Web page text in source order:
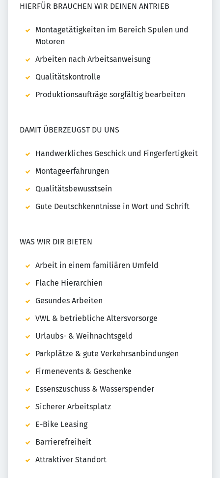
HIERFÜR BRAUCHEN WIR DEINEN ANTRIEB
Montagetätigkeiten im Bereich Spulen und
Motoren
Arbeiten nach Arbeitsanweisung
Qualitätskontrolle
Produktionsaufträge sorgfältig bearbeiten
DAMIT ÜBERZEUGST DU UNS
Handwerkliches Geschick und Fingerfertigkeit
Montageerfahrungen
Qualitätsbewusstsein
Gute Deutschkenntnisse in Wort und Schrift
WAS WIR DIR BIETEN
Arbeit in einem familiären Umfeld
Flache Hierarchien
Gesundes Arbeiten
VWL & betriebliche Altersvorsorge
Urlaubs- & Weihnachtsgeld
Parkplätze & gute Verkehrsanbindungen
Firmenevents & Geschenke
Essenszuschuss & Wasserspender
Sicherer Arbeitsplatz
E-Bike Leasing
Barrierefreiheit
Attraktiver Standort